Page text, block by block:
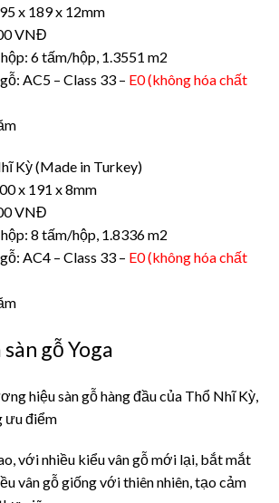
x 189 x 12mm
VNĐ
6 tấm/hộp, 1.3551 m2
AC5 – Class 33 – E0 (không hóa chất
Kỳ (Made in Turkey)
x 191 x 8mm
VNĐ
8 tấm/hộp, 1.8336 m2
AC4 – Class 33 – E0 (không hóa chất
gỗ Yoga
hiệu sàn gỗ hàng đầu của Thổ Nhĩ Kỳ,
ưu điểm
với nhiều kiểu vân gỗ mới lại, bắt mắt
vân gỗ giống với thiên nhiên, tạo cảm